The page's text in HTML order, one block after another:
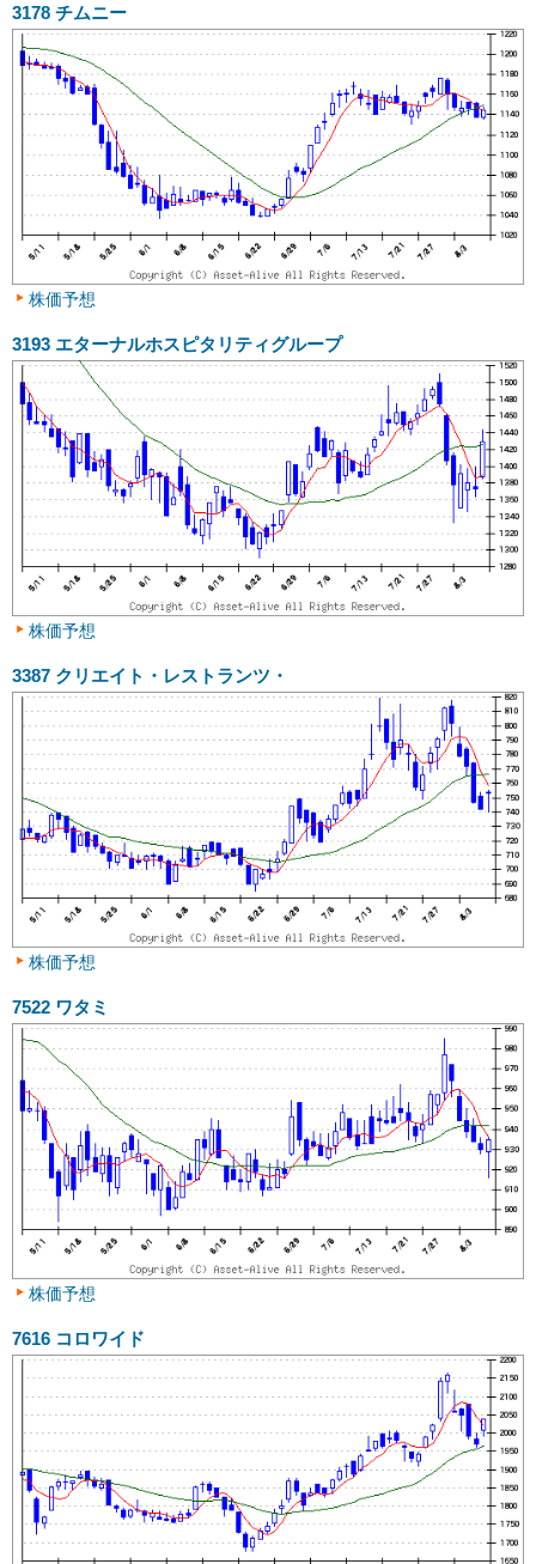
3178 チムニー
株価予想
3193 エターナルホスピタリティグループ
株価予想
3387 クリエイト・レストランツ・
株価予想
7522 ワタミ
株価予想
7616 コロワイド